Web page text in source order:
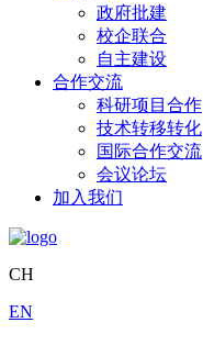
政府批建
校企联合
自主建设
合作交流
科研项目合作
技术转移转化
国际合作交流
会议论坛
加入我们
CH
EN